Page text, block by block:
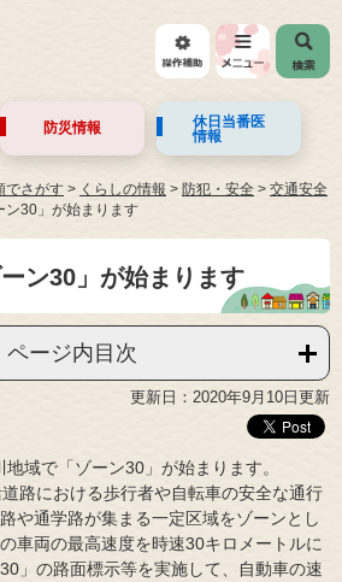
防災情報
休日当番医
情報
でさがす > くらしの情報 > 防犯・安全 > 交通安全
ン30」が始まります
ン30」が始まります
ページ内目次
更新日：2020年9月10日更新
域で「ゾーン30」が始まります。
道路における歩行者や自転車の安全な通行
や通学路が集まる一定区域をゾーンとし
車両の最高速度を時速30キロメートルに
」の路面標示等を実施して、自動車の速